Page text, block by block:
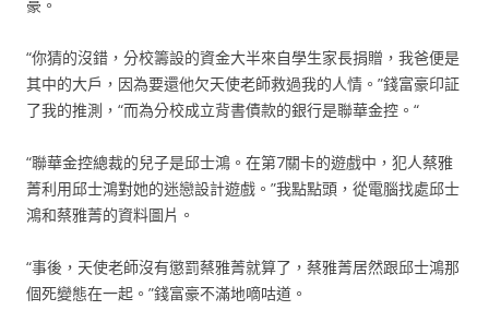
豪。
“你猜的沒錯，分校籌設的資金大半來自學生家長捐贈，我爸便是
其中的大戶，因為要還他欠天使老師救過我的人情。”錢富豪印証
了我的推測，“而為分校成立背書債款的銀行是聯華金控。“
“聯華金控總裁的兒子是邱士鴻。在第7關卡的遊戲中，犯人蔡雅
菁利用邱士鴻對她的迷戀設計遊戲。”我點點頭，從電腦找處邱士
鴻和蔡雅菁的資料圖片。
“事後，天使老師沒有懲罰蔡雅菁就算了，蔡雅菁居然跟邱士鴻那
個死變態在一起。”錢富豪不滿地嘀咕道。